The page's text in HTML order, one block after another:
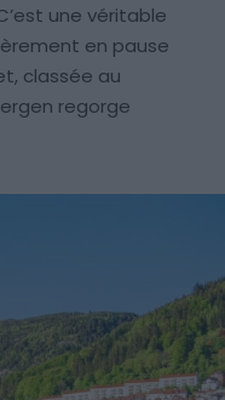
une véritable
en pause
classée au
regorge